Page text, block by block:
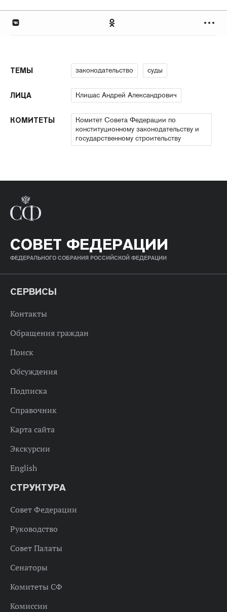
ТЕМЫ законодательство суды
ЛИЦА Клишас Андрей Александрович
КОМИТЕТЫ
Комитет Совета Федерации по
конституционному законодательству и
государственному строительству
СОВЕТ ФЕДЕРАЦИИ
ФЕДЕРАЛЬНОГО СОБРАНИЯ РОССИЙСКОЙ ФЕДЕРАЦИИ
СЕРВИСЫ
Контакты
Обращения граждан
Поиск
Обсуждения
Подписка
Справочник
Карта сайта
Экскурсии
English
СТРУКТУРА
Совет Федерации
Руководство
Совет Палаты
Сенаторы
Комитеты СФ
Комиссии